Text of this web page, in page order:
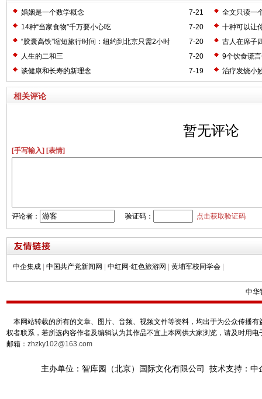
7-21
婚姻是一个数学概念
全文只读一
7-20
14种“当家食物”千万要小心吃
十种可以让
7-20
“胶囊高铁”缩短旅行时间：纽约到北京只需2小时
古人在席子
7-20
人生的二和三
9个饮食谎
7-19
谈健康和长寿的新理念 治疗发烧小
相关评论
暂无评论
[手写输入] [表情]
评论者： 验证码： 点击获取验证码
中企集成 中国共产党新闻网 中红网-红色旅游网 黄埔军校同学会
中华
本网站转载的所有的文章、图片、音频、视频文件等资料，均出于为公众传播
权者联系，若所选内容作者及编辑认为其作品不宜上本网供大家浏览，请及时用
邮箱： zhzky102@163.com
主办单位：智库园（北京）国际文化有限公司 技术支持：